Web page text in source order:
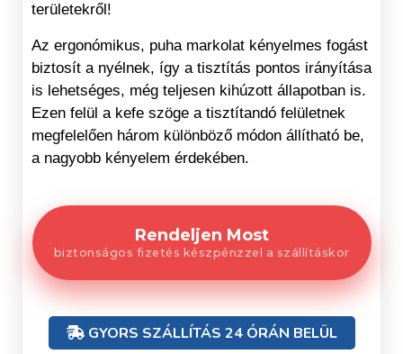
területekről!
Az ergonómikus, puha markolat kényelmes fogást
biztosít a nyélnek, így a tisztítás pontos irányítása
is lehetséges, még teljesen kihúzott állapotban is.
Ezen felül a kefe szöge a tisztítandó felületnek
megfelelően három különböző módon állítható be,
a nagyobb kényelem érdekében.
Rendeljen Most
biztonságos fizetés készpénzzel a szállításkor
GYORS SZÁLLÍTÁS 24 ÓRÁN BELÜL